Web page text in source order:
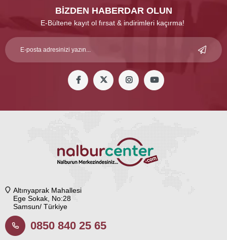
BİZDEN HABERDAR OLUN
E-Bültene kayıt ol fırsat & indirimleri kaçırma!
Altınyaprak Mahallesi
Ege Sokak, No:28
Samsun/ Türkiye
0850 840 25 65